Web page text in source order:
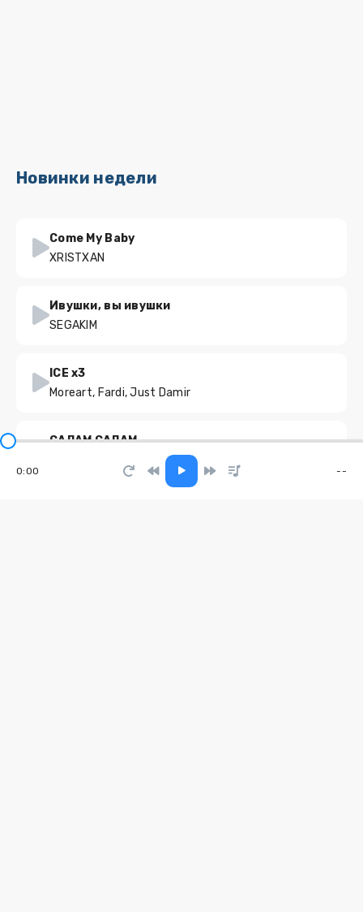
Новинки недели
Come My Baby
XRISTXAN
Ивушки, вы ивушки
SEGAKIM
ICE x3
Moreart, Fardi, Just Damir
САЛАМ САЛАМ
0:00 --